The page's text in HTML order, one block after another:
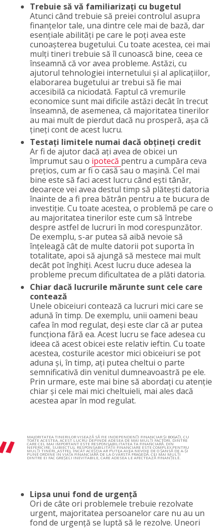
Trebuie să vă familiarizați cu bugetul
Atunci când trebuie să preiei controlul asupra
finanțelor tale, una dintre cele mai de bază, dar
esențiale abilități pe care le poți avea este
cunoașterea bugetului. Cu toate acestea, cei mai
mulți tineri trebuie să îl cunoască bine, ceea ce
înseamnă că vor avea probleme. Astăzi, cu
ajutorul tehnologiei internetului și al aplicațiilor,
elaborarea bugetului ar trebui să fie mai
accesibilă ca niciodată. Faptul că vremurile
economice sunt mai dificile astăzi decât în trecut
înseamnă, de asemenea, că majoritatea tinerilor
au mai mult de pierdut dacă nu prosperă, așa că
țineți cont de acest lucru.
Testați limitele numai dacă obțineți credit
Ar fi de ajutor dacă ați avea de obicei un
împrumut sau o ipotecă pentru a cumpăra ceva
prețios, cum ar fi o casă sau o mașină. Cel mai
bine este să faci acest lucru când ești tânăr,
deoarece vei avea destul timp să plătești datoria
înainte de a fi prea bătrân pentru a te bucura de
investiție. Cu toate acestea, o problemă pe care o
au majoritatea tinerilor este cum să întrebe
despre astfel de lucruri în mod corespunzător.
De exemplu, s-ar putea să aibă nevoie să
înțeleagă cât de multe datorii pot suporta în
totalitate, apoi să ajungă să mestece mai mult
decât pot înghiți. Acest lucru duce adesea la
probleme precum dificultatea de a plăti datoria.
Chiar dacă lucrurile mărunte sunt cele care
contează
Unele obiceiuri contează ca lucruri mici care se
adună în timp. De exemplu, unii oameni beau
cafea în mod regulat, deși este clar că ar putea
funcționa fără ea. Acest lucru se face adesea cu
ideea că acest obicei este relativ ieftin. Cu toate
acestea, costurile acestor mici obiceiuri se pot
aduna și, în timp, ați putea cheltui o parte
semnificativă din venitul dumneavoastră pe ele.
Prin urmare, este mai bine să abordați cu atenție
chiar și cele mai mici cheltuieli, mai ales dacă
acestea apar în mod regulat.
MAJORITATEA TINERILOR VISEAZĂ SĂ FIE INDEPENDENȚI FINANCIAR ȘI BOGAȚI, CU
TOATE ACESTEA, ACEST LUCRU DEPINDE ADESEA DE MAI MULȚI FACTORI, DINTRE
CARE CEL MAI IMPORTANT ESTE RESPONSABILITATEA TA FINANCIARĂ. DIN
NEFERICIRE, SUBIECTUL RESPONSABILITĂȚII FINANCIARE ESTE COMPLEX PENTRU
MULȚI TINERI, ASTFEL ÎNCÂT ACEȘTIA AR PUTEA AVEA NEVOIE DE O ȘANSĂ DE A-ȘI
PUNE ORDINE ÎN VIAȚA FINANCIARĂ DE LA O VÂRSTĂ FRAGEDĂ. CEI MAI MULȚI
DINTRE EI FAC GREȘELI INEVITABILE, CARE ADESEA LE AFECTEAZĂ FINANȚELE.
Lipsa unui fond de urgență
Ori de câte ori problemele trebuie rezolvate
urgent, majoritatea persoanelor care nu au un
fond de urgență se luptă să le rezolve. Uneori